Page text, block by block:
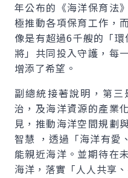
年公布的《海洋保育法
極推動各項保育工作，
像是有超過6千艘的「
將」共同投入守護，每
增添了希望。
副總統接著說明，第
治，及海洋資源的產業
見，推動海洋空間規劃
智慧 ，透過「海洋有愛
能親近海洋。並期待在
海洋，落實「人人共享